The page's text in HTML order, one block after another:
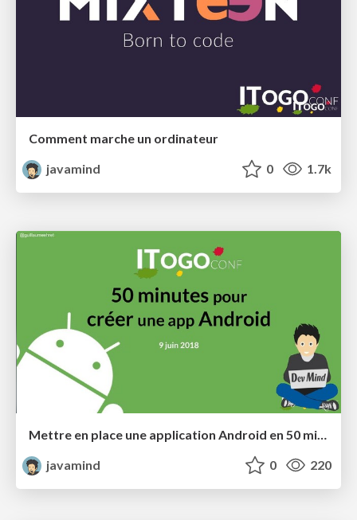
Comment marche un ordinateur
javamind
0 1.7k
Mettre en place une application Android en 50 minutes
javamind
0 220